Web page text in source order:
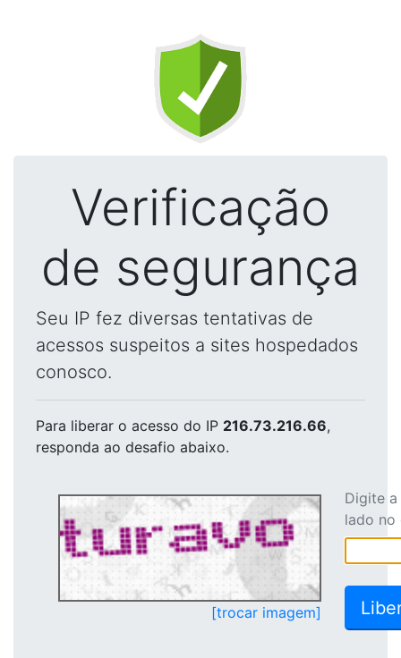
Verificação
de segurança
Seu IP fez diversas tentativas de
acessos suspeitos a sites hospedados
conosco.
Para liberar o acesso do IP 216.73.216.66,
responda ao desafio abaixo.
[trocar imagem]
Digite
lado no